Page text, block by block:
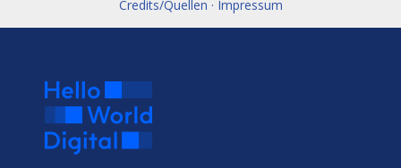
Credits/Quellen · Impressum